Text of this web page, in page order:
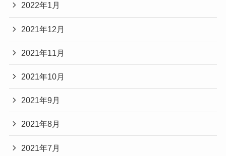
2022年1月
2021年12月
2021年11月
2021年10月
2021年9月
2021年8月
2021年7月